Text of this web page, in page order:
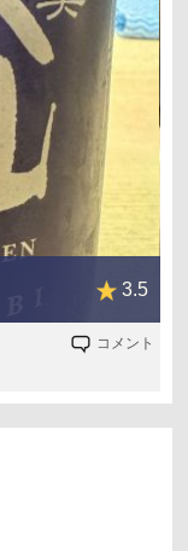
3.5
コメント